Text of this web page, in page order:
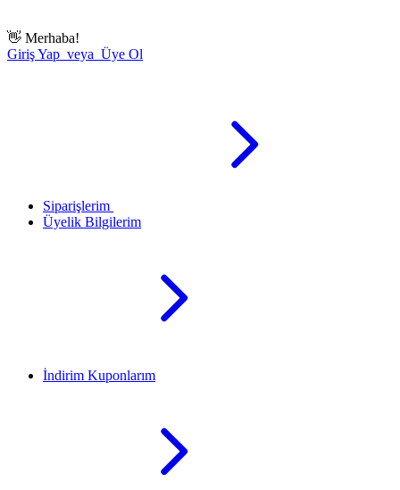
👋 Merhaba!
Giriş Yap veya Üye Ol
Siparişlerim
Üyelik Bilgilerim
İndirim Kuponlarım